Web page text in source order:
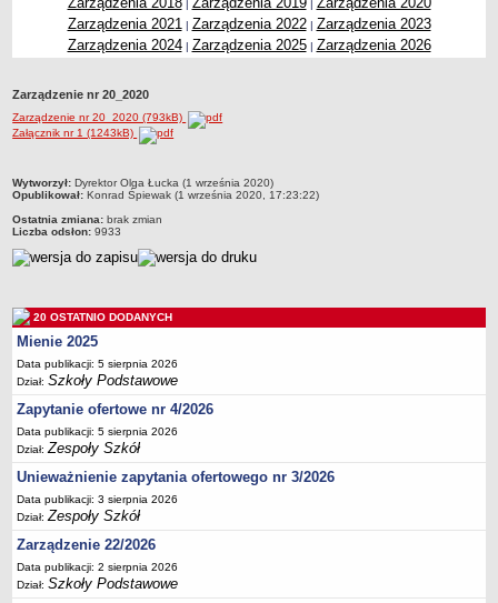
Techniczne Zakłady Naukowe
PRZEDSZKOLA
ARCHIWUM SZKÓŁ I PLACÓWEK
Zlikwidowane gimnazja
Wielofunkcyjna Placówka
Specjalny Ośrodek nr 1
Specjalny Ośrodek nr 5
Dane podstawowe
Statut
Majątek
Godziny dyżurów
Ogłoszenie
Zarządzenia
Kontrole
Rejestry, ewidencje, archiwa
Sprawozdania
Deklaracja dostępności
PORADNIE PSYCHOLOGICZNO-PEDAGOGICZNE
| |
Zarządzenia 2021 | Zarządzenia 2022| Zarządzenia 2023
Zarządzenia 2024| Zarządzenia 2025| Zarządzenia 2026
Zarządzenie nr 20_2020
Zarządzenie nr 20_2020 (793kB)
Załącznik nr 1 (1243kB)
metryczka
Wytworzył: Dyrektor Olga Łucka (1 września 2020)
Opublikował: Konrad Śpiewak (1 września 2020, 17:23:22)
Ostatnia zmiana: brak zmian
Liczba odsłon: 9933
20 OSTATNIO DODANYCH
Mienie 2025
Data publikacji: 5 sierpnia 2026
Dział:Szkoły Podstawowe
Zapytanie ofertowe nr 4/2026
Data publikacji: 5 sierpnia 2026
Dział:Zespoły Szkół
Unieważnienie zapytania ofertowego nr 3/2026
Data publikacji: 3 sierpnia 2026
Dział:Zespoły Szkół
Zarządzenie 22/2026
Data publikacji: 2 sierpnia 2026
Dział:Szkoły Podstawowe